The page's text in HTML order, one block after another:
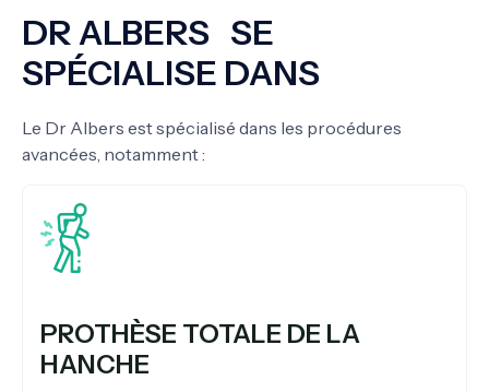
DR ALBERS SE
SPÉCIALISE DANS
Le Dr Albers est spécialisé dans les procédures
avancées, notamment :
PROTHÈSE TOTALE DE LA
HANCHE